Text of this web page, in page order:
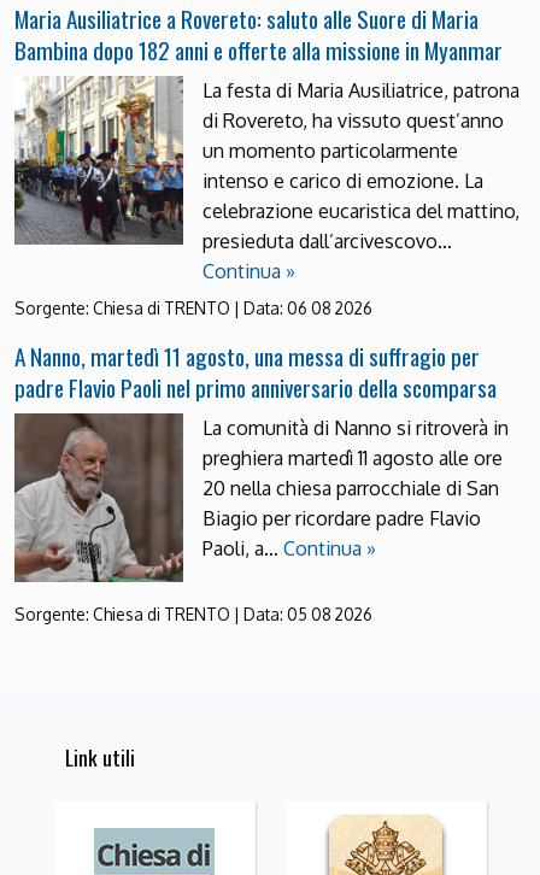
Maria Ausiliatrice a Rovereto: saluto alle Suore di Maria
Bambina dopo 182 anni e offerte alla missione in Myanmar
La festa di Maria Ausiliatrice, patrona
di Rovereto, ha vissuto quest’anno
un momento particolarmente
intenso e carico di emozione. La
celebrazione eucaristica del mattino,
presieduta dall’arcivescovo…
Continua »
Sorgente: Chiesa di TRENTO | Data: 06 08 2026
A Nanno, martedì 11 agosto, una messa di suffragio per
padre Flavio Paoli nel primo anniversario della scomparsa
La comunità di Nanno si ritroverà in
preghiera martedì 11 agosto alle ore
20 nella chiesa parrocchiale di San
Biagio per ricordare padre Flavio
Paoli, a… Continua »
Sorgente: Chiesa di TRENTO | Data: 05 08 2026
Link utili